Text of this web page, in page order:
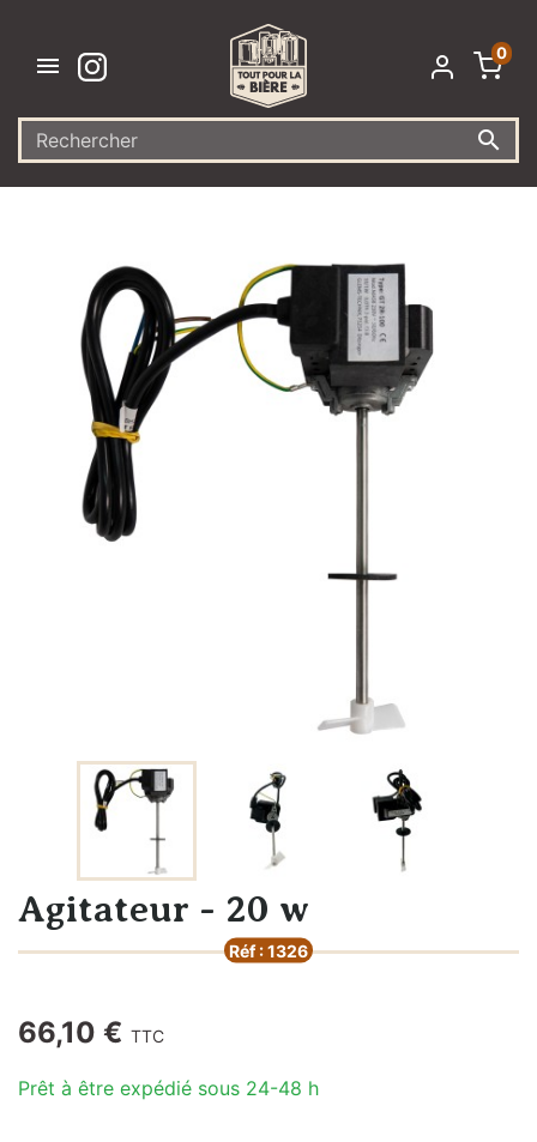


0
Agitateur - 20 w
Réf : 1326
66,10 € TTC
Prêt à être expédié sous 24-48 h